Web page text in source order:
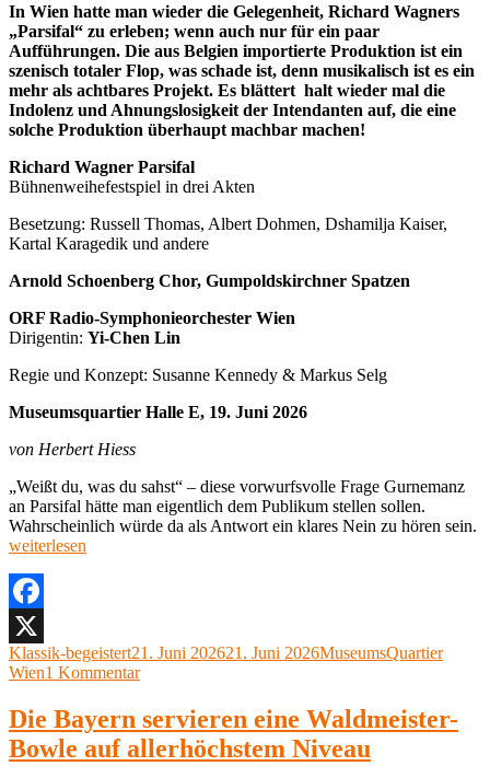
In Wien hatte man wieder die Gelegenheit, Richard Wagners
„Parsifal“ zu erleben; wenn auch nur für ein paar
Aufführungen. Die aus Belgien importierte Produktion ist ein
szenisch totaler Flop, was schade ist, denn musikalisch ist es ein
mehr als achtbares Projekt. Es blättert halt wieder mal die
Indolenz und Ahnungslosigkeit der Intendanten auf, die eine
solche Produktion überhaupt machbar machen!
Richard Wagner Parsifal
Bühnenweihefestspiel in drei Akten
Besetzung: Russell Thomas, Albert Dohmen, Dshamilja Kaiser,
Kartal Karagedik und andere
Arnold Schoenberg Chor, Gumpoldskirchner Spatzen
ORF Radio-Symphonieorchester Wien
Dirigentin: Yi-Chen Lin
Regie und Konzept: Susanne Kennedy & Markus Selg
Museumsquartier Halle E, 19. Juni 2026
von Herbert Hiess
„Weißt du, was du sahst“ – diese vorwurfsvolle Frage Gurnemanz
an Parsifal hätte man eigentlich dem Publikum stellen sollen.
Wahrscheinlich würde da als Antwort ein klares Nein zu hören sein.
weiterlesen
Facebook
X
Autor
Klassik-begeistertVeröffentlicht
am
21. Juni 202621. Juni 2026Kategorien
MuseumsQuartier
Wien1 Kommentarzu
Festwochen
Richard
Wagner
Die Bayern servieren eine Waldmeister-
Bowle auf allerhöchstem Niveau